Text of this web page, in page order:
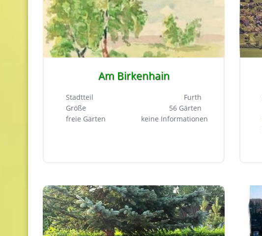
Am Birkenhain
Stadtteil
Furth
Größe
56 Gärten
freie Gärten
keine Informationen